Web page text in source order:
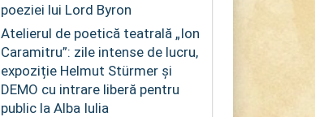
poeziei lui Lord Byron
Atelierul de poetică teatrală „Ion
Caramitru”: zile intense de lucru,
expoziție Helmut Stürmer și
DEMO cu intrare liberă pentru
public la Alba Iulia